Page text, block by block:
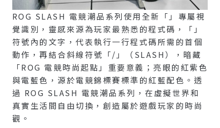
ROG SLASH 電競潮品系列使用全新「」專屬視
覺識別，靈感來源為玩家最熟悉的程式碼，「」
符號內的文字，代表執行一行程式碼所需的首個
動作，再結合斜線符號「/」（SLASH），暗藏
「ROG 電競時尚起點」重要意義；亮眼的紅紫色
與電藍色，源於電競錦標賽標準的紅藍配色。透
過 ROG SLASH 電競潮品系列，在虛擬世界和
真實生活間自由切換，創造屬於遊戲玩家的時尚
觀。